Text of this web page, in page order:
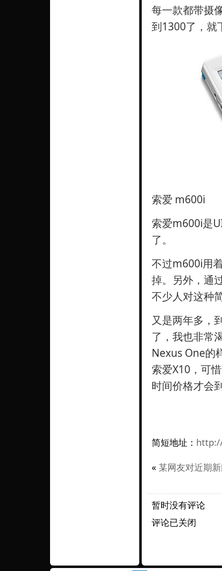
每一款都带摄
到1300了，就
索爱 m600i
索爱m600i是
了。
不过m600i用
掉。另外，通
不少人对这种
又是两年多，
了，我也非常
Nexus One的
索爱X10，可
时间价格才会
简短地址：
« 某网友对近期
暂时没有评论
评论已关闭